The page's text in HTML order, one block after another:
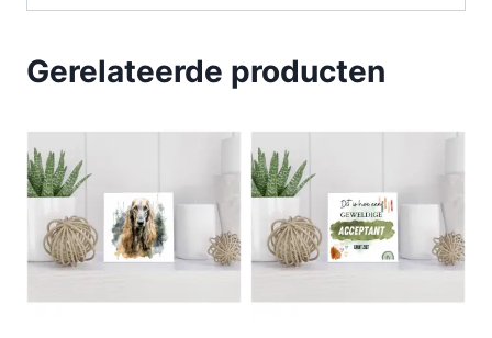
Gerelateerde producten